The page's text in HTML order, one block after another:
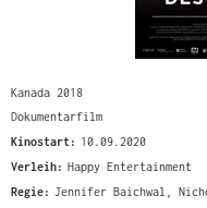
Kanada 2018
Dokumentarfilm
Kinostart: 10.09.2020
Verleih: Happy Entertainment
Regie: Jennifer Baichwal,